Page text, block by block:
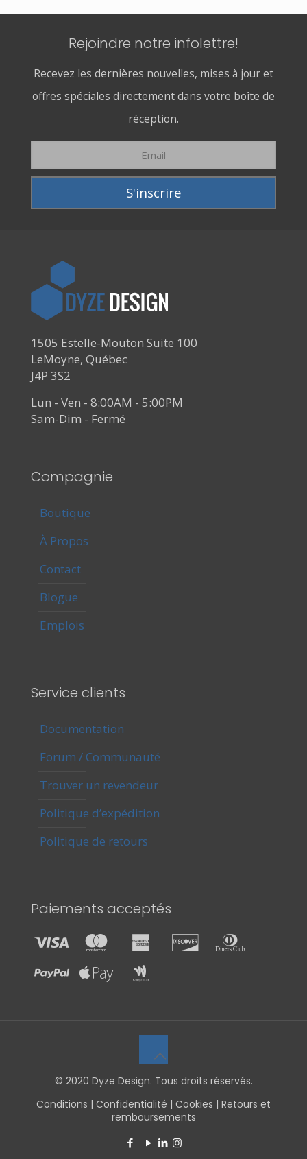
Rejoindre notre infolettre!
Recevez les dernières nouvelles, mises à jour et
offres spéciales directement dans votre boîte de
réception.
1505 Estelle-Mouton Suite 100
LeMoyne, Québec
J4P 3S2
Lun - Ven - 8:00AM - 5:00PM
Sam-Dim - Fermé
Compagnie
Boutique
À Propos
Contact
Blogue
Emplois
Service clients
Documentation
Forum / Communauté
Trouver un revendeur
Politique d’expédition
Politique de retours
Paiements acceptés
© 2020 Dyze Design. Tous droits réservés.
Conditions | Confidentialité | Cookies | Retours et
remboursements